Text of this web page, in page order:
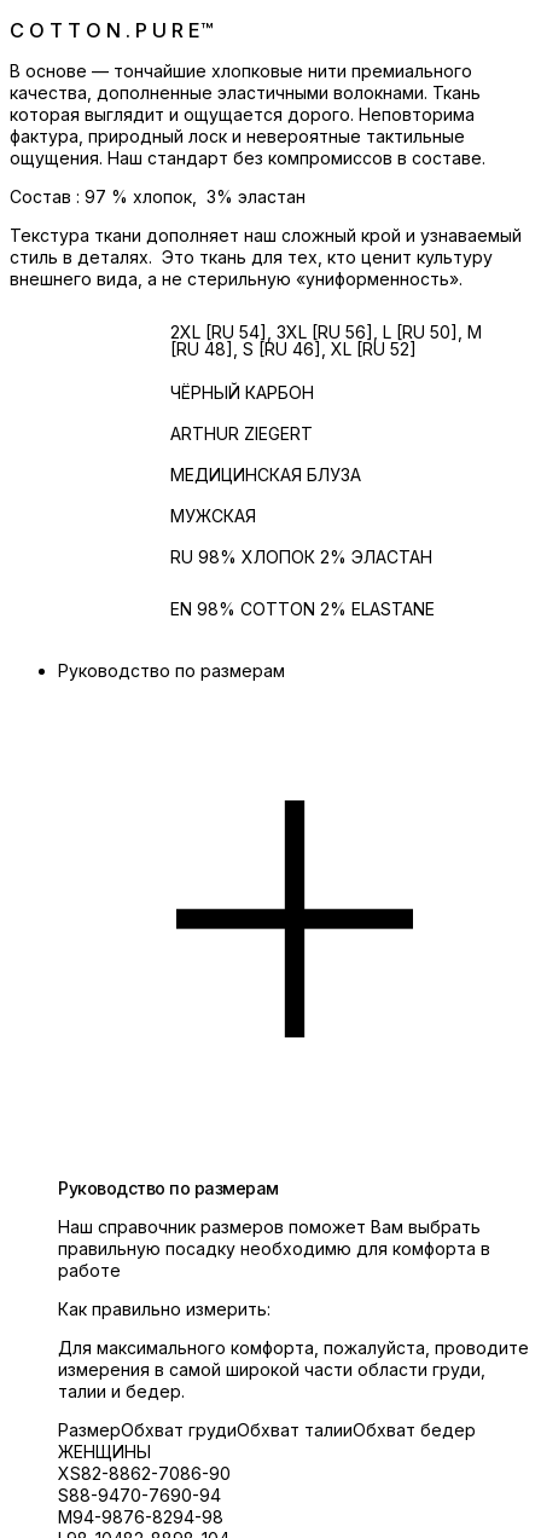
C O T T O N . P U R E™
В основе — тончайшие хлопковые нити премиального
качества, дополненные эластичными волокнами. Ткань
которая выглядит и ощущается дорого. Неповторима
фактура, природный лоск и невероятные тактильные
ощущения. Наш стандарт без компромиссов в составе.
Состав : 97 % хлопок, 3% эластан
Текстура ткани дополняет наш сложный крой и узнаваемый
стиль в деталях. Это ткань для тех, кто ценит культуру
внешнего вида, а не стерильную «униформенность».
2XL [RU 54], 3XL [RU 56], L [RU 50], M
[RU 48], S [RU 46], XL [RU 52]
ЧЁРНЫЙ КАРБОН
ARTHUR ZIEGERT
МЕДИЦИНСКАЯ БЛУЗА
МУЖСКАЯ
RU 98% ХЛОПОК 2% ЭЛАСТАН
EN 98% COTTON 2% ELASTANE
Руководство по размерам
Руководство по размерам
Наш справочник размеров поможет Вам выбрать
правильную посадку необходимю для комфорта в
работе
Как правильно измерить:
Для максимального комфорта, пожалуйста, проводите
измерения в самой широкой части области груди,
талии и бедер.
РазмерОбхват грудиОбхват талииОбхват бедер
ЖЕНЩИНЫ
XS82-8862-7086-90
S88-9470-7690-94
M94-9876-8294-98